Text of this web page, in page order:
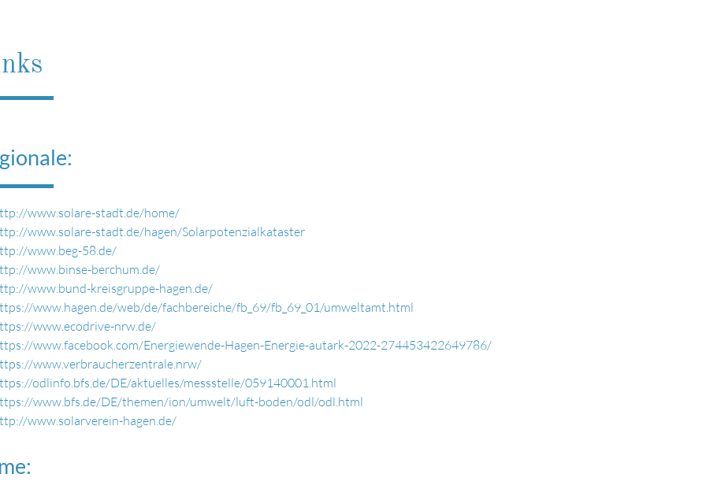
www.solare-stadt.de/home/
www.solare-stadt.de/hagen/Solarpotenzialkataster
www.beg-58.de/
www.binse-berchum.de/
www.bund-kreisgruppe-hagen.de/
www.hagen.de/web/de/fachbereiche/fb_69/fb_69_01/umweltamt.html
www.ecodrive-nrw.de/
www.facebook.com/Energiewende-Hagen-Energie-autark-2022-274453422649786/
www.verbraucherzentrale.nrw/
odlinfo.bfs.de/DE/aktuelles/messstelle/059140001.html
www.bfs.de/DE/themen/ion/umwelt/luft-boden/odl/odl.html
www.solarverein-hagen.de/